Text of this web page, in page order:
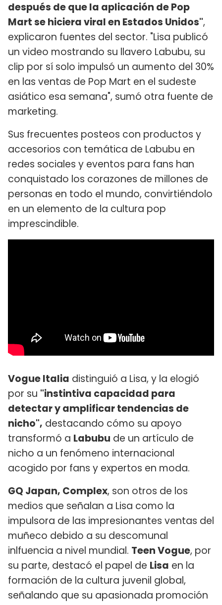
después de que la aplicación de Pop
Mart se hiciera viral en Estados Unidos",
explicaron fuentes del sector. "Lisa publicó
un video mostrando su llavero Labubu, su
clip por sí solo impulsó un aumento del 30%
en las ventas de Pop Mart en el sudeste
asiático esa semana", sumó otra fuente de
marketing.
Sus frecuentes posteos con productos y
accesorios con temática de Labubu en
redes sociales y eventos para fans han
conquistado los corazones de millones de
personas en todo el mundo, convirtiéndolo
en un elemento de la cultura pop
imprescindible.
Vogue Italia distinguió a Lisa, y la elogió
por su "instintiva capacidad para
detectar y amplificar tendencias de
nicho", destacando cómo su apoyo
transformó a Labubu de un artículo de
nicho a un fenómeno internacional
acogido por fans y expertos en moda.
GQ Japan, Complex, son otros de los
medios que señalan a Lisa como la
impulsora de las impresionantes ventas del
muñeco debido a su descomunal
inlfuencia a nivel mundial. Teen Vogue, por
su parte, destacó el papel de Lisa en la
formación de la cultura juvenil global,
señalando que su apasionada promoción